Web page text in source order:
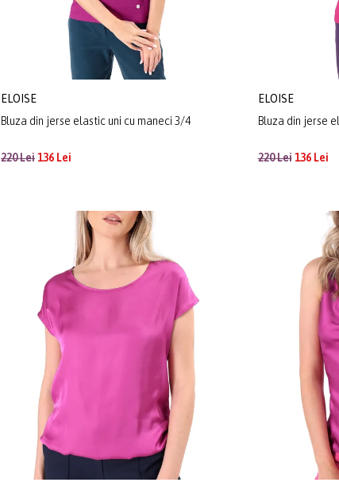
ELOISE
Bluza din jerse elastic uni cu maneci 3/4
220 Lei136 Lei
ELOISE
Bluza din jerse
220 Lei136 Lei